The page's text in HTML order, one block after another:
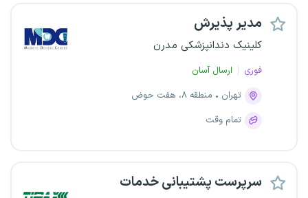
مدیر پذیرش
کلینیک دندانپزشکی مدرن
فوری
ارسال آسان
تهران
منطقه ۸، هفت حوض
تمام وقت
سرپرست پشتیبانی خدمات